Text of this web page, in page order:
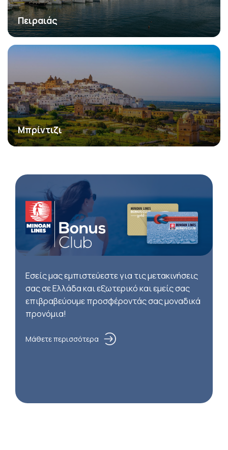
Πειραιάς
Μπρίντιζι
Εσείς μας εμπιστεύεστε για τις μετακινήσεις
σας σε Ελλάδα και εξωτερικό και εμείς σας
επιβραβεύουμε προσφέροντάς σας μοναδικά
προνόμια!
Μάθετε περισσότερα